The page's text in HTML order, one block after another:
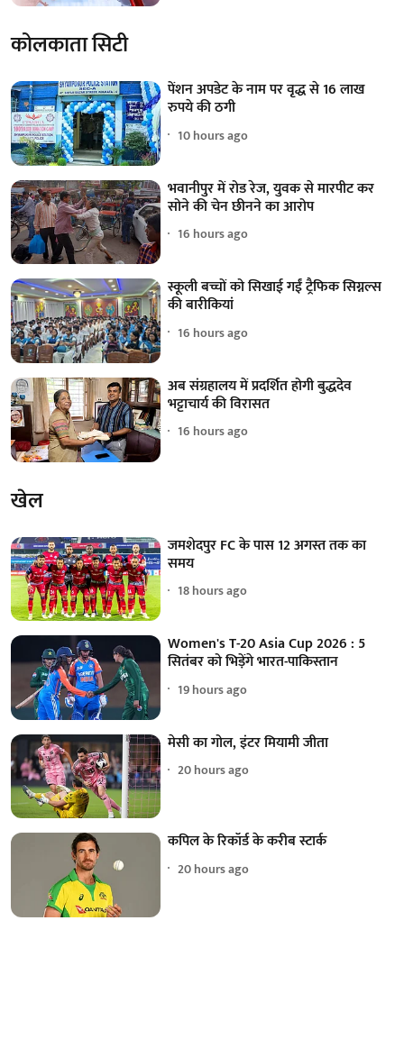
कोलकाता सिटी
पेंशन अपडेट के नाम पर वृद्ध से 16 लाख
रुपये की ठगी
10 hours ago
भवानीपुर में रोड रेज, युवक से मारपीट कर
सोने की चेन छीनने का आरोप
16 hours ago
स्कूली बच्चों को सिखाई गईं ट्रैफिक सिग्नल्स
की बारीकियां
16 hours ago
अब संग्रहालय में प्रदर्शित होगी बुद्धदेव
भट्टाचार्य की विरासत
16 hours ago
खेल
जमशेदपुर FC के पास 12 अगस्त तक का
समय
18 hours ago
Women's T-20 Asia Cup 2026 : 5
सितंबर को भिड़ेंगे भारत-पाकिस्तान
19 hours ago
मेसी का गोल, इंटर मियामी जीता
20 hours ago
कपिल के रिकॉर्ड के करीब स्टार्क
20 hours ago